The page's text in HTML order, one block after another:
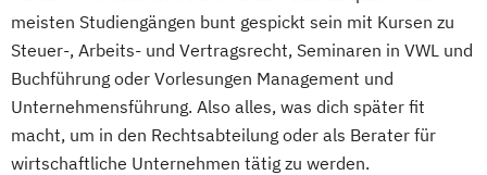
meisten Studiengängen bunt gespickt sein mit Kursen zu
Steuer-, Arbeits- und Vertragsrecht, Seminaren in VWL und
Buchführung oder Vorlesungen Management und
Unternehmensführung. Also alles, was dich später fit
macht, um in den Rechtsabteilung oder als Berater für
wirtschaftliche Unternehmen tätig zu werden.